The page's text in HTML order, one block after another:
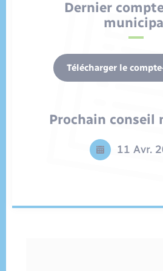
Dernier
Télécharger le
Prochain conseil
11 Avr.